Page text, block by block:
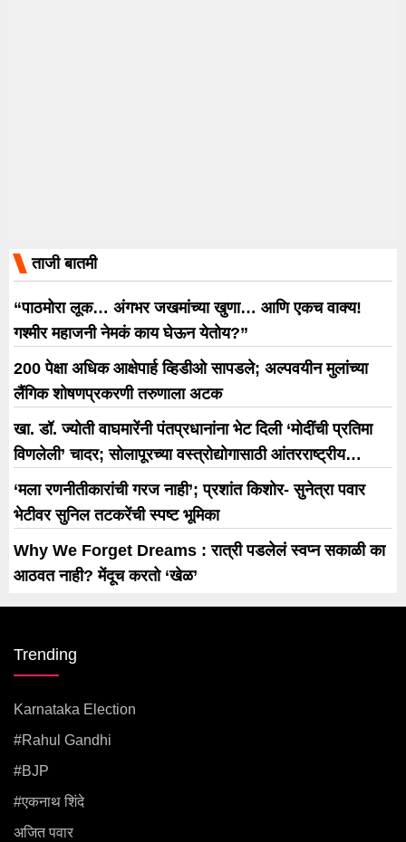
ताजी बातमी
“पाठमोरा लूक… अंगभर जखमांच्या खुणा… आणि एकच वाक्य!
गश्मीर महाजनी नेमकं काय घेऊन येतोय?”
200 पेक्षा अधिक आक्षेपार्ह व्हिडीओ सापडले; अल्पवयीन मुलांच्या
लैंगिक शोषणप्रकरणी तरुणाला अटक
खा. डॉ. ज्योती वाघमारेंनी पंतप्रधानांना भेट दिली ‘मोदींची प्रतिमा
विणलेली’ चादर; सोलापूरच्या वस्त्रोद्योगासाठी आंतरराष्ट्रीय
धोरणाची मागणी
‘मला रणनीतीकारांची गरज नाही’; प्रशांत किशोर- सुनेत्रा पवार
भेटीवर सुनिल तटकरेंची स्पष्ट भूमिका
Why We Forget Dreams : रात्री पडलेलं स्वप्न सकाळी का
आठवत नाही? मेंदूच करतो ‘खेळ’
Trending
Karnataka Election
#rahul Gandhi
#BJP
#एकनाथ शिंदे
अजित पवार